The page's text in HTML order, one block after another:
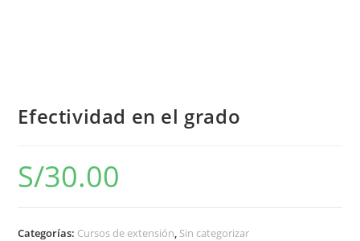
Efectividad en el grado
S/30.00
Categorías: Cursos de extensión Sin categorizar